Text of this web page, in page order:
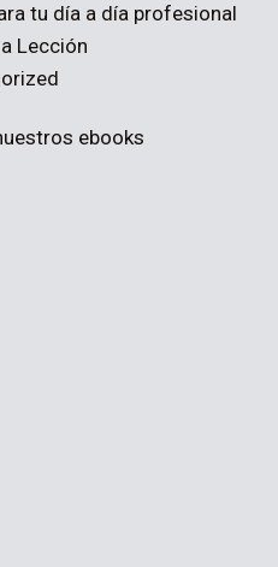
tu día a día profesional
Lección
ebooks